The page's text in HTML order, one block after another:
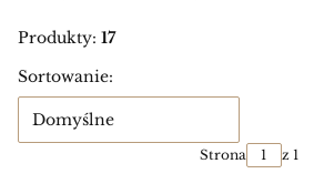
Produkty: 17
Lista produktów
Sortowanie:
Domyślne
Strona z 1